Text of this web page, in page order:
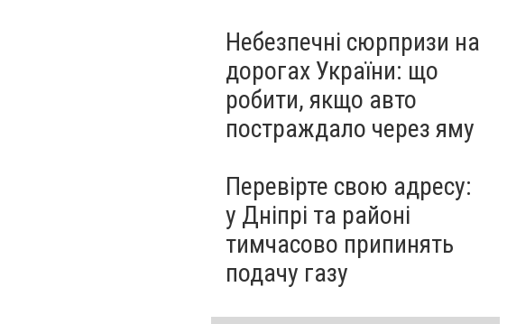
Небезпечні сюрпризи на
дорогах України: що
робити, якщо авто
постраждало через яму
Перевірте свою адресу:
у Дніпрі та районі
тимчасово припинять
подачу газу